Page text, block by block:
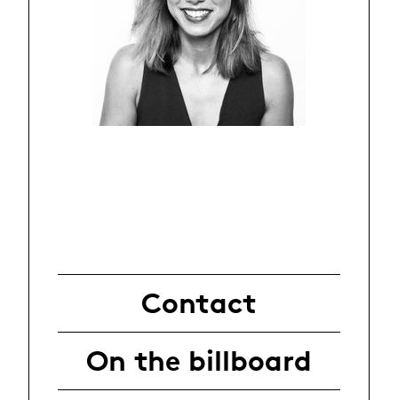
Contact
On the billboard